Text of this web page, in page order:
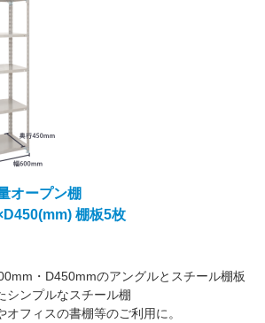
オープン棚
棚板5枚
・D450mmのアングルとスチール棚板
シンプルなスチール棚
オフィスの書棚等のご利用に。